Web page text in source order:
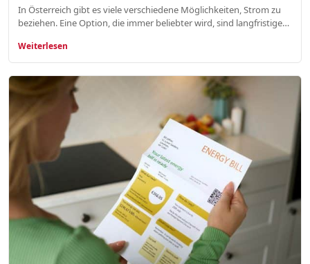
In Österreich gibt es viele verschiedene Möglichkeiten, Strom zu
beziehen. Eine Option, die immer beliebter wird, sind langfristige…
Weiterlesen